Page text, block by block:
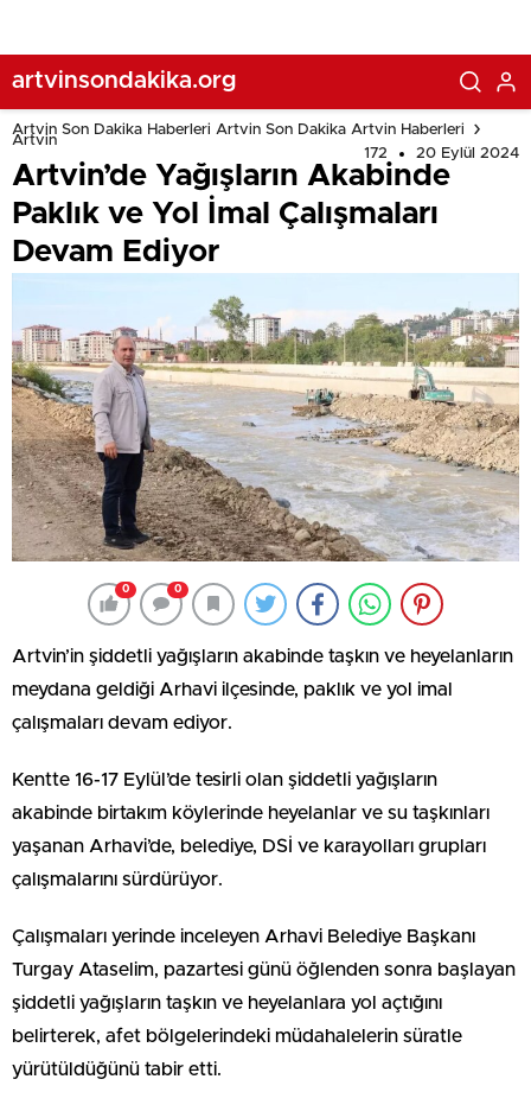
artvinsondakika.org
Artvin Son Dakika Haberleri Artvin Son Dakika Artvin Haberleri
Artvin
172
20 Eylül 2024
Artvin’de Yağışların Akabinde
Paklık ve Yol İmal Çalışmaları
Devam Ediyor
0 0
Artvin’in şiddetli yağışların akabinde taşkın ve heyelanların
meydana geldiği Arhavi ilçesinde, paklık ve yol imal
çalışmaları devam ediyor.
Kentte 16-17 Eylül’de tesirli olan şiddetli yağışların
akabinde birtakım köylerinde heyelanlar ve su taşkınları
yaşanan Arhavi’de, belediye, DSİ ve karayolları grupları
çalışmalarını sürdürüyor.
Çalışmaları yerinde inceleyen Arhavi Belediye Başkanı
Turgay Ataselim, pazartesi günü öğlenden sonra başlayan
şiddetli yağışların taşkın ve heyelanlara yol açtığını
belirterek, afet bölgelerindeki müdahalelerin süratle
yürütüldüğünü tabir etti.